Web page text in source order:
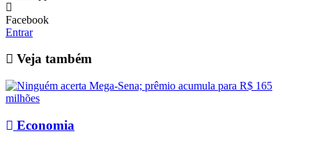
Facebook
Entrar
Veja também
Economia